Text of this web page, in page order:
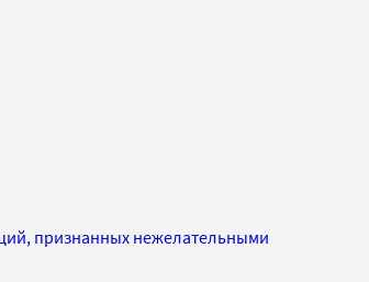
признанных нежелательными